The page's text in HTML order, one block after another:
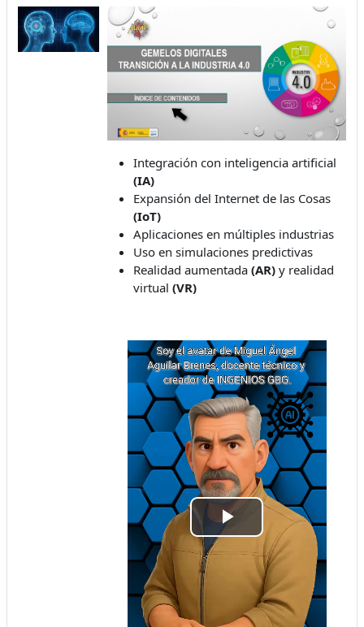
Integración con inteligencia artificial
(IA)
Expansión del Internet de las Cosas
(IoT)
Aplicaciones en múltiples industrias
Uso en simulaciones predictivas
Realidad aumentada (AR) y realidad
virtual (VR)
Play
Video